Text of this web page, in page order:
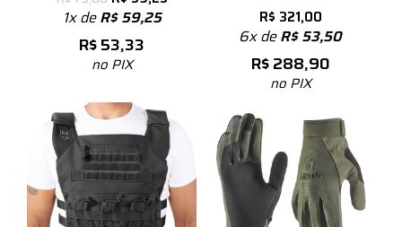
1x deR$59,25
R$53,33
no PIX
R$ 321,00
6x deR$53,50
R$288,90
no PIX